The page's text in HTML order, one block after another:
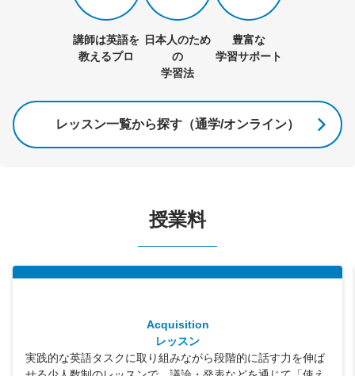
講師は英語を
教えるプロ
日本人のため
の
学習法
豊富な
学習サポート
レッスン一覧から探す（通学/オンライン）
授業料
Acquisition
レッスン
実践的な英語タスクに取り組みながら段階的に話す力を伸ば